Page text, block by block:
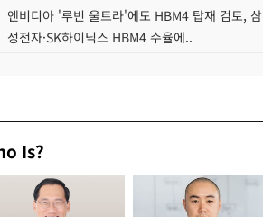
엔비디아 '루빈 울트라'에도 HBM4 탑재 검토, 삼
성전자·SK하이닉스 HBM4 수율에..
Is?